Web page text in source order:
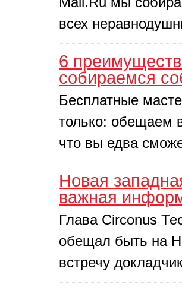
всех
6
собираемся
Бесплатные
только: обещаем
что вы едва
Новая
важная
Глава Circonus
обещал быть на
встречу